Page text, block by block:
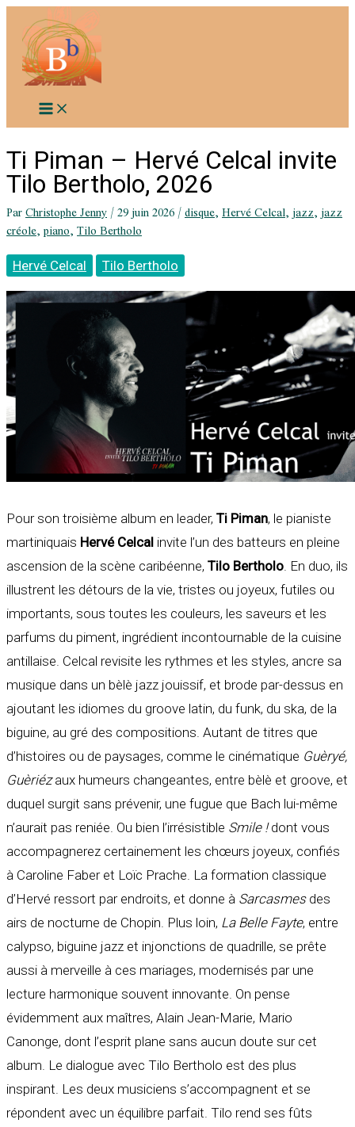
contenu
Ti Piman – Hervé Celcal invite
Tilo Bertholo, 2026
ParChristophe Jenny/29 juin 2026/disque,Hervé Celcal,jazz,jazz
créole,piano,Tilo Bertholo
Hervé Celcal Tilo Bertholo
Pour son troisième album en leader, Ti Piman, le pianiste
martiniquais Hervé Celcal invite l’un des batteurs en pleine
ascension de la scène caribéenne, Tilo Bertholo . En duo, ils
illustrent les détours de la vie, tristes ou joyeux, futiles ou
importants, sous toutes les couleurs, les saveurs et les
parfums du piment, ingrédient incontournable de la cuisine
antillaise. Celcal revisite les rythmes et les styles, ancre sa
musique dans un bèlè jazz jouissif, et brode par-dessus en
ajoutant les idiomes du groove latin, du funk, du ska, de la
biguine, au gré des compositions. Autant de titres que
d’histoires ou de paysages, comme le cinématique Guèryé,
Guèriézaux humeurs changeantes, entre bèlè et groove, et
duquel surgit sans prévenir, une fugue que Bach lui-même
n’aurait pas reniée. Ou bien l’irrésistible Smile !dont vous
accompagnerez certainement les chœurs joyeux, confiés
à Caroline Faber et Loïc Prache. La formation classique
d’Hervé ressort par endroits, et donne à Sarcasmesdes
airs de nocturne de Chopin. Plus loin, La Belle Fayte, entre
calypso, biguine jazz et injonctions de quadrille, se prête
aussi à merveille à ces mariages, modernisés par une
lecture harmonique souvent innovante. On pense
évidemment aux maîtres, Alain Jean-Marie, Mario
Canonge, dont l’esprit plane sans aucun doute sur cet
album. Le dialogue avec Tilo Bertholo est des plus
inspirant. Les deux musiciens s’accompagnent et se
répondent avec un équilibre parfait. Tilo rend ses fûts